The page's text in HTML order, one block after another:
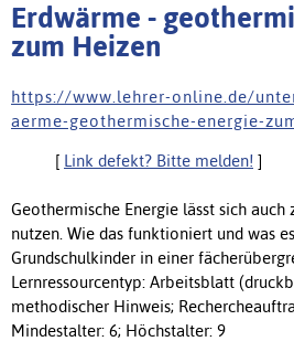
Erdwärme -
zum Heizen
h t t p s : / / w w w . l e h r e r - o n l i n e . d e / u n t
a e r m e - g e o t h e r m i s c h e - e n e r g i e - z u
[ Link defekt? Bitte melden! ]
Geothermische Energie lässt sich auch
nutzen. Wie das funktioniert und was
Grundschulkinder in einer
Lernressourcentyp: Arbeitsblatt
methodischer Hinweis;
Mindestalter: 6; Höchstalter: 9